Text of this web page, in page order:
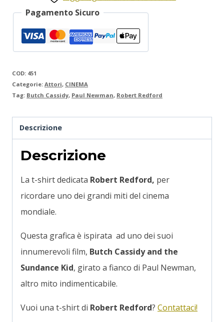
Pagamento Sicuro
COD: 451
Categorie: Attori, CINEMA
Tag: Butch Cassidy, Paul Newman, Robert Redford
Descrizione
Descrizione
La t-shirt dedicata Robert Redford, per
ricordare uno dei grandi miti del cinema
mondiale.
Questa grafica è ispirata ad uno dei suoi
innumerevoli film, Butch Cassidy and the
Sundance Kid, girato a fianco di Paul Newman,
altro mito indimenticabile.
Vuoi una t-shirt di Robert Redford? Contattaci!